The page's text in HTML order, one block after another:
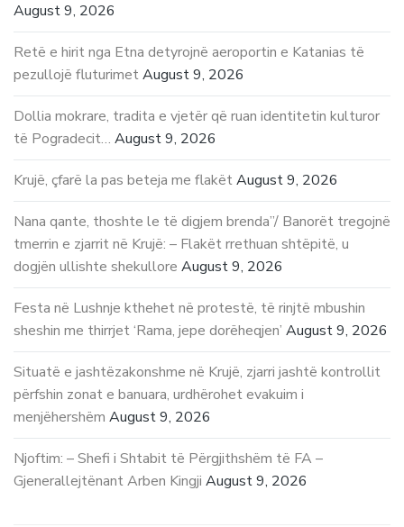
August 9, 2026
Retë e hirit nga Etna detyrojnë aeroportin e Katanias të
pezullojë fluturimetAugust 9, 2026
Dollia mokrare, tradita e vjetër që ruan identitetin kulturor
të Pogradecit… August 9, 2026
Krujë, çfarë la pas beteja me flakëtAugust 9, 2026
Nana qante, thoshte le të digjem brenda”/ Banorët tregojnë
tmerrin e zjarrit në Krujë: – Flakët rrethuan shtëpitë, u
dogjën ullishte shekullore August 9, 2026
Festa në Lushnje kthehet në protestë, të rinjtë mbushin
sheshin me thirrjet ‘Rama, jepe dorëheqjen’ August 9, 2026
Situatë e jashtëzakonshme në Krujë, zjarri jashtë kontrollit
përfshin zonat e banuara, urdhërohet evakuim i
menjëhershëm August 9, 2026
Njoftim: – Shefi i Shtabit të Përgjithshëm të FA –
Gjenerallejtënant Arben Kingji August 9, 2026